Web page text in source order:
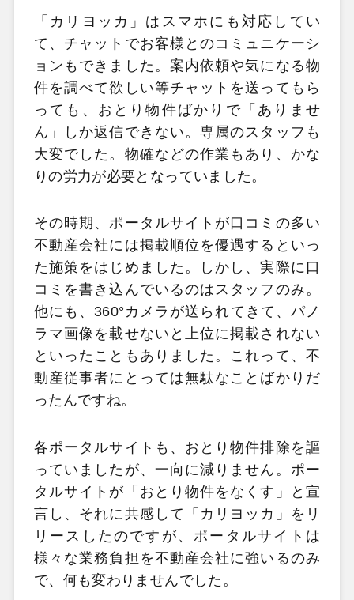
「カリヨッカ」はスマホにも対応してい
て、チャットでお客様とのコミュニケーシ
ョンもできました。案内依頼や気になる物
件を調べて欲しい等チャットを送ってもら
っても、おとり物件ばかりで「ありませ
ん」しか返信できない。専属のスタッフも
大変でした。物確などの作業もあり、かな
りの労力が必要となっていました。
その時期、ポータルサイトが口コミの多い
不動産会社には掲載順位を優遇するといっ
た施策をはじめました。しかし、実際に口
コミを書き込んでいるのはスタッフのみ。
他にも、360°カメラが送られてきて、パノ
ラマ画像を載せないと上位に掲載されない
といったこともありました。これって、不
動産従事者にとっては無駄なことばかりだ
ったんですね。
各ポータルサイトも、おとり物件排除を謳
っていましたが、一向に減りません。ポー
タルサイトが「おとり物件をなくす」と宣
言し、それに共感して「カリヨッカ」をリ
リースしたのですが、ポータルサイトは
様々な業務負担を不動産会社に強いるのみ
で、何も変わりませんでした。